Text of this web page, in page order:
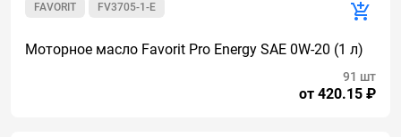
FV3705-1-E
FAVORIT
Моторное масло Favorit Pro Energy SAE 0W-20 (1 л)
от 420.15 ₽
91 шт